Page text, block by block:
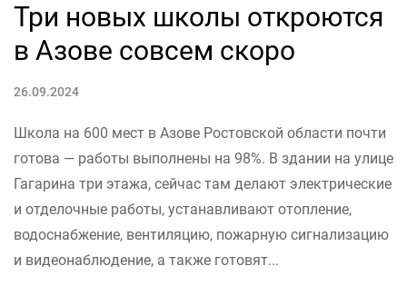
Три новых школы откроются
в Азове совсем скоро
26.09.2024
Школа на 600 мест в Азове Ростовской области почти
готова — работы выполнены на 98%. В здании на улице
Гагарина три этажа, сейчас там делают электрические
и отделочные работы, устанавливают отопление,
водоснабжение, вентиляцию, пожарную сигнализацию
и видеонаблюдение, а также готовят...